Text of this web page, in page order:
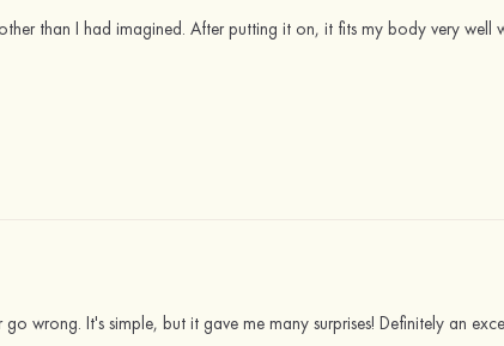
than I had imagined. After putting it on, it fits my body very
wrong. It's simple, but it gave me many surprises! Definitely an